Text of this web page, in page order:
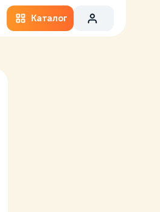
Каталог